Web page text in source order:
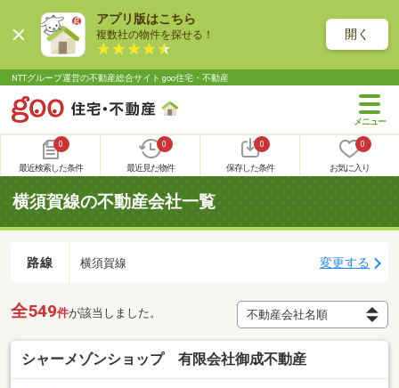
アプリ版はこちら
複数社の物件を探せる！ 開く
NTTグループ運営の不動産総合サイト goo住宅・不動産
0
最近検索した条件
0
最近見た物件
0
保存した条件
0
お気に入り
横須賀線の不動産会社一覧
路線 横須賀線 変更する
全549件が該当しました。
シャーメゾンショップ 有限会社御成不動産